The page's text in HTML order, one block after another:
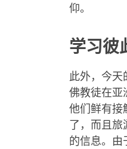
仰。
学习彼
此外，今天
佛教徒在亚
他们鲜有接
了，而且
的信息。